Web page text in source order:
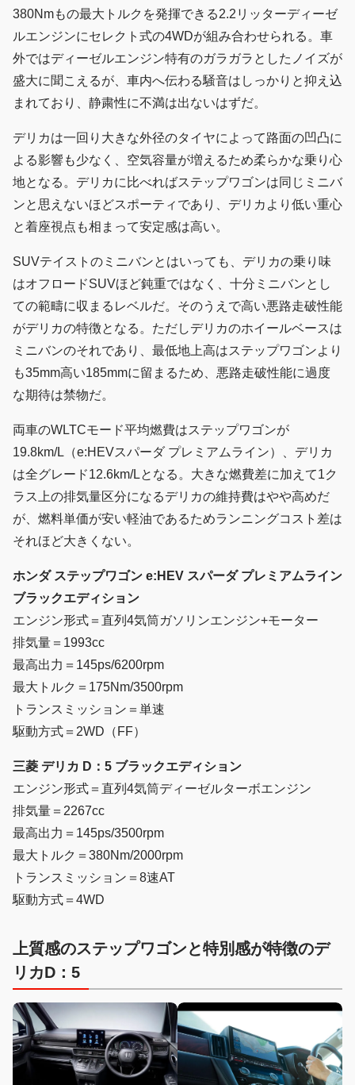
380Nmもの最大トルクを発揮できる2.2リッターディーゼ
ルエンジンにセレクト式の4WDが組み合わせられる。車
外ではディーゼルエンジン特有のガラガラとしたノイズが
盛大に聞こえるが、車内へ伝わる騒音はしっかりと抑え込
まれており、静粛性に不満は出ないはずだ。
デリカは一回り大きな外径のタイヤによって路面の凹凸に
よる影響も少なく、空気容量が増えるため柔らかな乗り心
地となる。デリカに比べればステップワゴンは同じミニバ
ンと思えないほどスポーティであり、デリカより低い重心
と着座視点も相まって安定感は高い。
SUVテイストのミニバンとはいっても、デリカの乗り味
はオフロードSUVほど鈍重ではなく、十分ミニバンとし
ての範疇に収まるレベルだ。そのうえで高い悪路走破性能
がデリカの特徴となる。ただしデリカのホイールベースは
ミニバンのそれであり、最低地上高はステップワゴンより
も35mm高い185mmに留まるため、悪路走破性能に過度
な期待は禁物だ。
両車のWLTCモード平均燃費はステップワゴンが
19.8km/L（e:HEVスパーダ プレミアムライン）、デリカ
は全グレード12.6km/Lとなる。大きな燃費差に加えて1ク
ラス上の排気量区分になるデリカの維持費はやや高めだ
が、燃料単価が安い軽油であるためランニングコスト差は
それほど大きくない。
ホンダ ステップワゴン e:HEV スパーダ プレミアムライン
ブラックエディション
エンジン形式＝直列4気筒ガソリンエンジン+モーター
排気量＝1993cc
最高出力＝145ps/6200rpm
最大トルク＝175Nm/3500rpm
トランスミッション＝単速
駆動方式＝2WD（FF）
三菱 デリカ D：5 ブラックエディション
エンジン形式＝直列4気筒ディーゼルターボエンジン
排気量＝2267cc
最高出力＝145ps/3500rpm
最大トルク＝380Nm/2000rpm
トランスミッション＝8速AT
駆動方式＝4WD
上質感のステップワゴンと特別感が特徴のデ
リカD：5